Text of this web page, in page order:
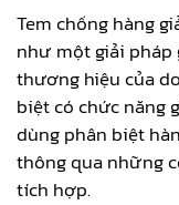
Tem chống hàng
như một giải pháp
thương hiệu của
biệt có chức năng
dùng phân biệt
thông qua những
tích hợp.